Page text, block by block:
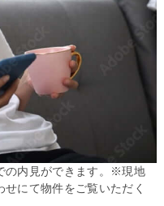
の内見ができます。※現地
にて物件をご覧いただく